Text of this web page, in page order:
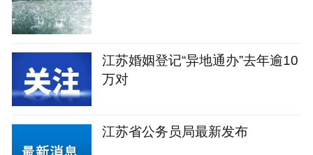
江苏婚姻登记“异地通办”去年逾10
万对
江苏省公务员局最新发布